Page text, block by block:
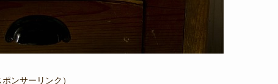
ンサーリンク）